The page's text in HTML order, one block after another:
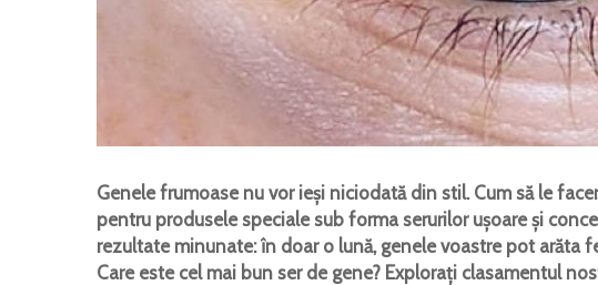
Genele frumoase nu vor ieși niciodată din stil. Cum să le
pentru produsele speciale sub forma serurilor ușoare și
rezultate minunate: în doar o lună, genele voastre pot arăta
Care este cel mai bun ser de gene? Explorați clasamentul